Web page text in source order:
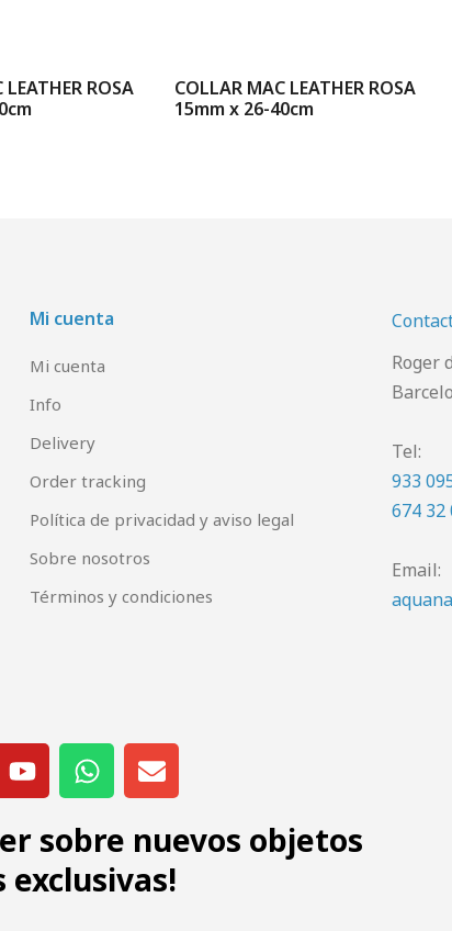
ROSA
COLLAR MAC LEATHER ROSA
15mm x 26-40cm
Mi cuenta
Mi cuenta
Info
Delivery
Order tracking
Política de privacidad y aviso legal
Sobre nosotros
Términos y condiciones
Roger
Tel:
933
674 32
Email:
sobre nuevos objetos